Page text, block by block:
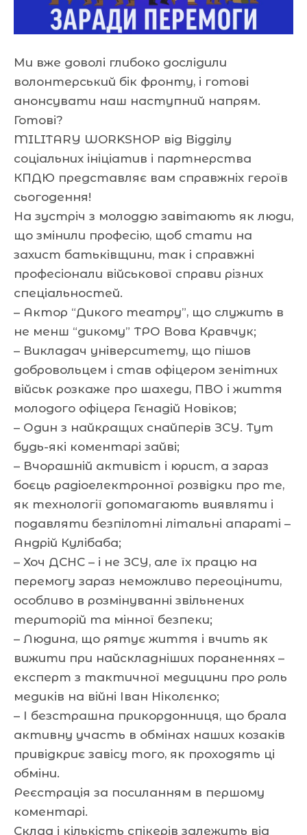
Ми вже доволі глибоко дослідили
волонтерський бік фронту, і готові
анонсувати наш наступний напрям.
Готові?
MILITARY WORKSHOP від Відділу
соціальних ініціатив і партнерства
КПДЮ представляє вам справжніх героїв
сьогодення!
На зустріч з молоддю завітають як люди,
що змінили професію, щоб стати на
захист батьківщини, так і справжні
професіонали військової справи різних
спеціальностей.
– Актор “Дикого театру”, що служить в
не менш “дикому” ТРО Вова Кравчук;
– Викладач університету, що пішов
добровольцем і став офіцером зенітних
військ розкаже про шахеди, ПВО і життя
молодого офіцера Гєнадій Новіков;
– Один з найкращих снайперів ЗСУ. Тут
будь-які коментарі зайві;
– Вчорашній активіст і юрист, а зараз
боєць радіоелектронної розвідки про те,
як технології допомагають виявляти і
подавляти безпілотні літальні апараті –
Андрій Кулібаба;
– Хоч ДСНС – і не ЗСУ, але їх працю на
перемогу зараз неможливо переоцінити,
особливо в розмінуванні звільнених
територій та мінної безпеки;
– Людина, що рятує життя і вчить як
вижити при найскладніших пораненнях –
експерт з тактичної медицини про роль
медиків на війні Іван Ніколєнко;
– І безстрашна прикордонниця, що брала
активну участь в обмінах наших козаків
привідкриє завісу того, як проходять ці
обміни.
Реєстрація за посиланням в першому
коментарі.
Склад і кількість спікерів залежить від